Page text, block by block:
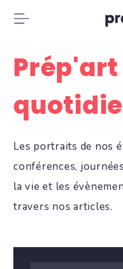
Prép'art
Les portraits de nos
conférences,
la vie et les
travers nos articles.